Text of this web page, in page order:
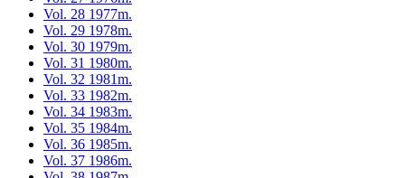
Vol. 28 1977m.
Vol. 29 1978m.
Vol. 30 1979m.
Vol. 31 1980m.
Vol. 32 1981m.
Vol. 33 1982m.
Vol. 34 1983m.
Vol. 35 1984m.
Vol. 36 1985m.
Vol. 37 1986m.